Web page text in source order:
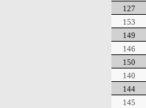
127
153
149
146
150
140
144
145